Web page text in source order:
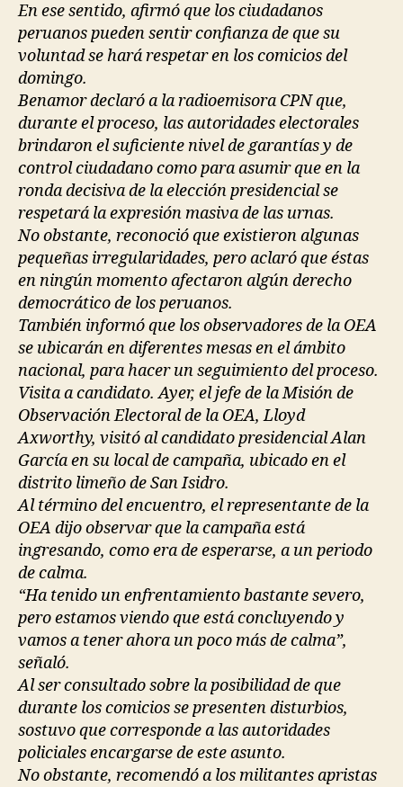
En ese sentido, afirmó que los ciudadanos
peruanos pueden sentir confianza de que su
voluntad se hará respetar en los comicios del
domingo.
Benamor declaró a la radioemisora CPN que,
durante el proceso, las autoridades electorales
brindaron el suficiente nivel de garantías y de
control ciudadano como para asumir que en la
ronda decisiva de la elección presidencial se
respetará la expresión masiva de las urnas.
No obstante, reconoció que existieron algunas
pequeñas irregularidades, pero aclaró que éstas
en ningún momento afectaron algún derecho
democrático de los peruanos.
También informó que los observadores de la OEA
se ubicarán en diferentes mesas en el ámbito
nacional, para hacer un seguimiento del proceso.
Visita a candidato. Ayer, el jefe de la Misión de
Observación Electoral de la OEA, Lloyd
Axworthy, visitó al candidato presidencial Alan
García en su local de campaña, ubicado en el
distrito limeño de San Isidro.
Al término del encuentro, el representante de la
OEA dijo observar que la campaña está
ingresando, como era de esperarse, a un periodo
de calma.
“Ha tenido un enfrentamiento bastante severo,
pero estamos viendo que está concluyendo y
vamos a tener ahora un poco más de calma”,
señaló.
Al ser consultado sobre la posibilidad de que
durante los comicios se presenten disturbios,
sostuvo que corresponde a las autoridades
policiales encargarse de este asunto.
No obstante, recomendó a los militantes apristas